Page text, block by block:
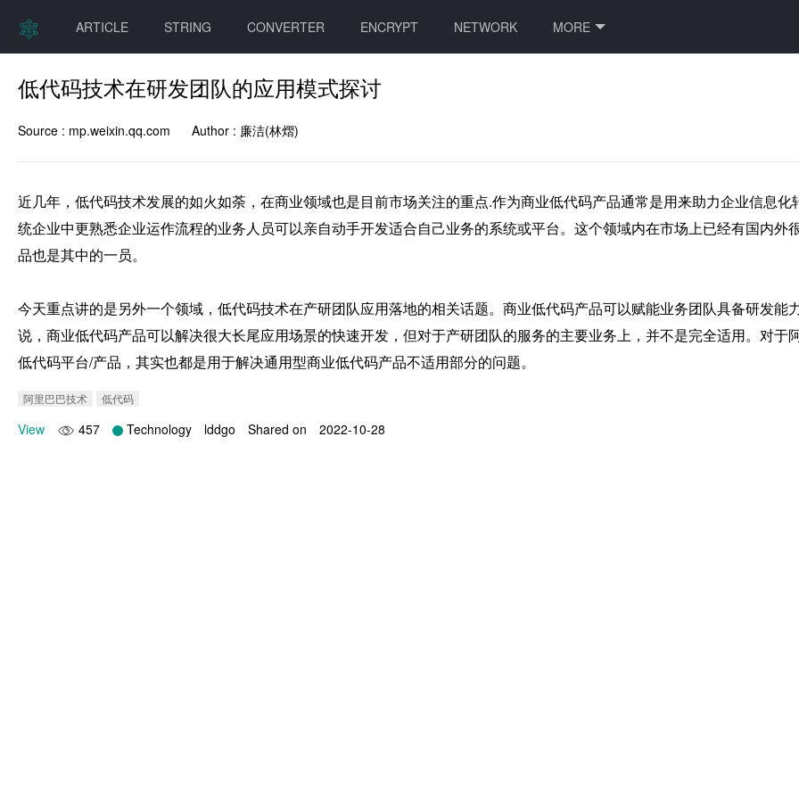
ARTICLE STRING CONVERTER ENCRYPT NETWORK MORE
低代码技术在研发团队的应用模式探讨
Source : mp.weixin.qq.com Author : 廉洁(林熠)
近几年，低代码技术发展的如火如荼，在商业领域也是目前市场关注的重点.作为商业低代码产品通常是用来助力企业信息
统企业中更熟悉企业运作流程的业务人员可以亲自动手开发适合自己业务的系统或平台。这个领域内在市场上已经有国内
品也是其中的一员。
今天重点讲的是另外一个领域，低代码技术在产研团队应用落地的相关话题。商业低代码产品可以赋能业务团队具备研发
说，商业低代码产品可以解决很大长尾应用场景的快速开发，但对于产研团队的服务的主要业务上，并不是完全适用。对
低代码平台/产品，其实也都是用于解决通用型商业低代码产品不适用部分的问题。
阿里巴巴技术 低代码
View 457 Technology lddgo Shared on 2022-10-28